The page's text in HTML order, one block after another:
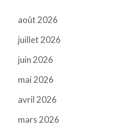
août 2026
juillet 2026
juin 2026
mai 2026
avril 2026
mars 2026